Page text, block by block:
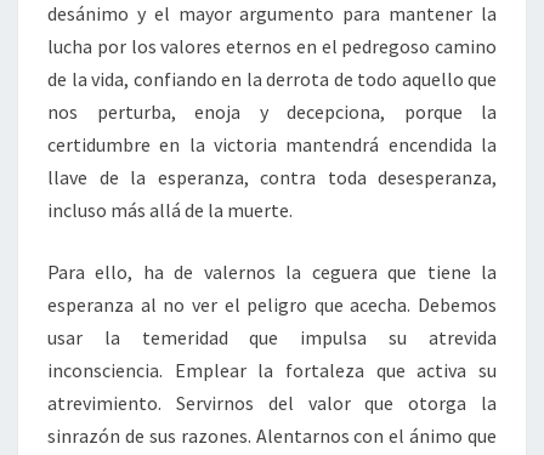
desánimo y el mayor argumento para mantener la
lucha por los valores eternos en el pedregoso camino
de la vida, confiando en la derrota de todo aquello que
nos perturba, enoja y decepciona, porque la
certidumbre en la victoria mantendrá encendida la
llave de la esperanza, contra toda desesperanza,
incluso más allá de la muerte.
Para ello, ha de valernos la ceguera que tiene la
esperanza al no ver el peligro que acecha. Debemos
usar la temeridad que impulsa su atrevida
inconsciencia. Emplear la fortaleza que activa su
atrevimiento. Servirnos del valor que otorga la
sinrazón de sus razones. Alentarnos con el ánimo que